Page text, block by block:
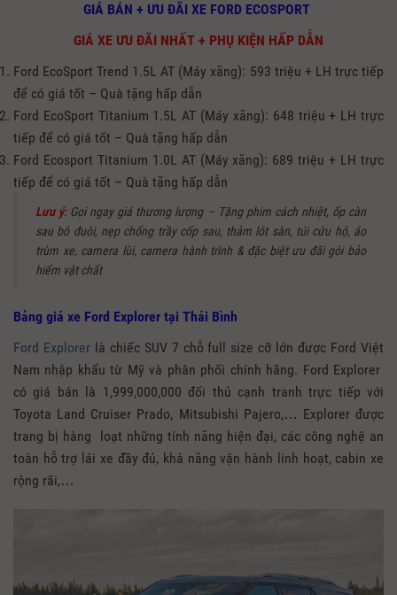
GIÁ BÁN + ƯU ĐÃI XE FORD ECOSPORT
GIÁ XE ƯU ĐÃI NHẤT + PHỤ KIỆN HẤP DẪN
Ford EcoSport Trend 1.5L AT (Máy xăng): 593 triệu + LH trực tiếp
để có giá tốt – Quà tặng hấp dẫn
Ford EcoSport Titanium 1.5L AT (Máy xăng): 648 triệu + LH trực
tiếp để có giá tốt – Quà tặng hấp dẫn
Ford Ecosport Titanium 1.0L AT (Máy xăng): 689 triệu + LH trực
tiếp để có giá tốt – Quà tặng hấp dẫn
Lưu ý: Gọi ngay giá thương lượng – Tặng phim cách nhiệt, ốp càn
sau bô đuôi, nẹp chống trầy cốp sau, thảm lót sàn, túi cứu hộ, áo
trùm xe, camera lùi, camera hành trình & đặc biệt ưu đãi gói bảo
hiểm vật chất
Bảng giá xe Ford Explorer tại Thái Bình
Ford Explorerlà chiếc SUV 7 chỗ full size cỡ lớn được Ford Việt
Nam nhập khẩu từ Mỹ và phân phối chính hãng. Ford Explorer
có giá bán là 1,999,000,000 đối thủ cạnh tranh trực tiếp với
Toyota Land Cruiser Prado, Mitsubishi Pajero,… Explorer được
trang bị hàng loạt những tính năng hiện đại, các công nghệ an
toàn hỗ trợ lái xe đầy đủ, khả năng vận hành linh hoạt, cabin xe
rộng rãi,…